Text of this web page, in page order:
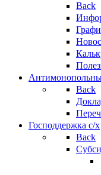
Back
Back
Господдержка с/х
Back